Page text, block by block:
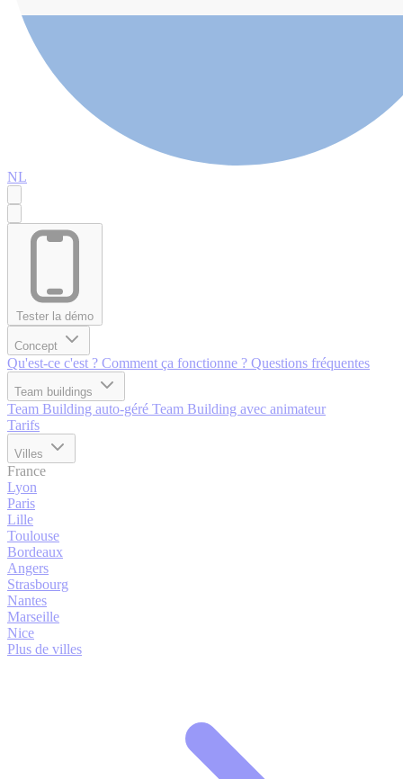
NL
Tester la démo
Concept
Qu'est-ce c'est ? Comment ça fonctionne ? Questions fréquentes
Team buildings
Team Building auto-géré Team Building avec animateur
Tarifs
Villes
France
Lyon
Paris
Lille
Toulouse
Bordeaux
Angers
Strasbourg
Nantes
Marseille
Nice
Plus de villes